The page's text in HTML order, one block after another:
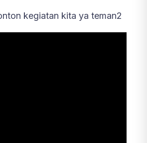
kegiatan kita ya teman2